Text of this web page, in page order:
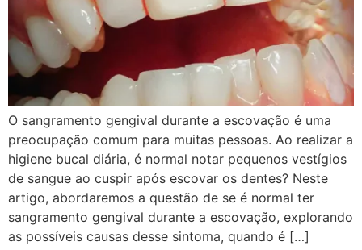
O sangramento gengival durante a escovação é uma
preocupação comum para muitas pessoas. Ao realizar a
higiene bucal diária, é normal notar pequenos vestígios
de sangue ao cuspir após escovar os dentes? Neste
artigo, abordaremos a questão de se é normal ter
sangramento gengival durante a escovação, explorando
as possíveis causas desse sintoma, quando é […]